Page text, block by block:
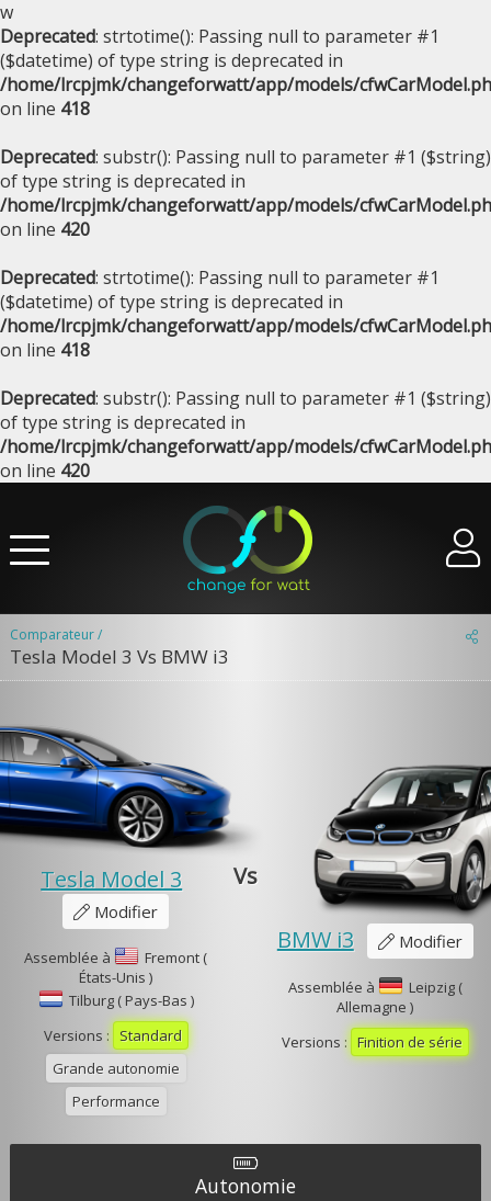
w
Deprecated: strtotime(): Passing null to parameter #1
($datetime) of type string is deprecated in
/home/lrcpjmk/changeforwatt/app/models/
on line 418
Deprecated: substr(): Passing null to parameter #1 ($string)
of type string is deprecated in
/home/lrcpjmk/changeforwatt/app/models/
on line 420
Deprecated: strtotime(): Passing null to parameter #1
($datetime) of type string is deprecated in
/home/lrcpjmk/changeforwatt/app/models/
on line 418
Deprecated: substr(): Passing null to parameter #1 ($string)
of type string is deprecated in
/home/lrcpjmk/changeforwatt/app/models/
on line 420
Comparateur /
Tesla Model 3 Vs BMW i3
Tesla Model 3
Modifier
Assemblée à
Fremont (
États-Unis )
Tilburg ( Pays-Bas )
Versions :
Standard
Grande autonomie
Performance
Vs
BMW i3 Modifier
Assemblée à
Leipzig (
Allemagne )
Versions : Finition de série
Autonomie